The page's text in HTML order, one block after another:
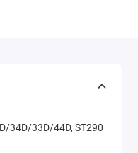
34D/33D/44D, ST290